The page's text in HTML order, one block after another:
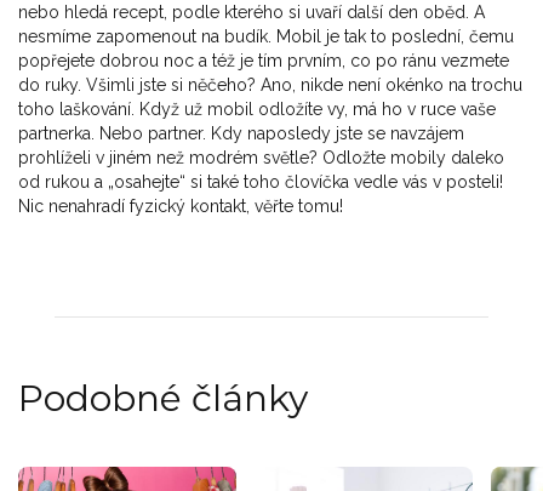
nebo hledá recept, podle kterého si uvaří další den oběd. A
nesmíme zapomenout na budík. Mobil je tak to poslední, čemu
popřejete dobrou noc a též je tím prvním, co po ránu vezmete
do ruky. Všimli jste si něčeho? Ano, nikde není okénko na trochu
toho laškování. Když už mobil odložíte vy, má ho v ruce vaše
partnerka. Nebo partner. Kdy naposledy jste se navzájem
prohlíželi v jiném než modrém světle? Odložte mobily daleko
od rukou a „osahejte“ si také toho človíčka vedle vás v posteli!
Nic nenahradí fyzický kontakt, věřte tomu!
Podobné články